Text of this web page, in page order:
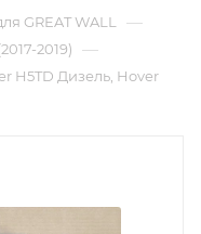
GREAT WALL —
2019) —
H5TD Дизель, Hover